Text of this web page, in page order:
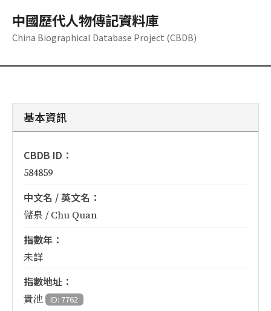
中國歷代人物傳記資料庫
China Biographical Database Project (CBDB)
基本資訊
CBDB ID：
584859
中文名 / 英文名：
儲泉 / Chu Quan
指數年：
未詳
指數地址：
貴池 ID: 7762